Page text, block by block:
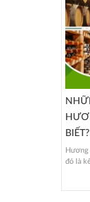
BIẾT?
Hương
đó là